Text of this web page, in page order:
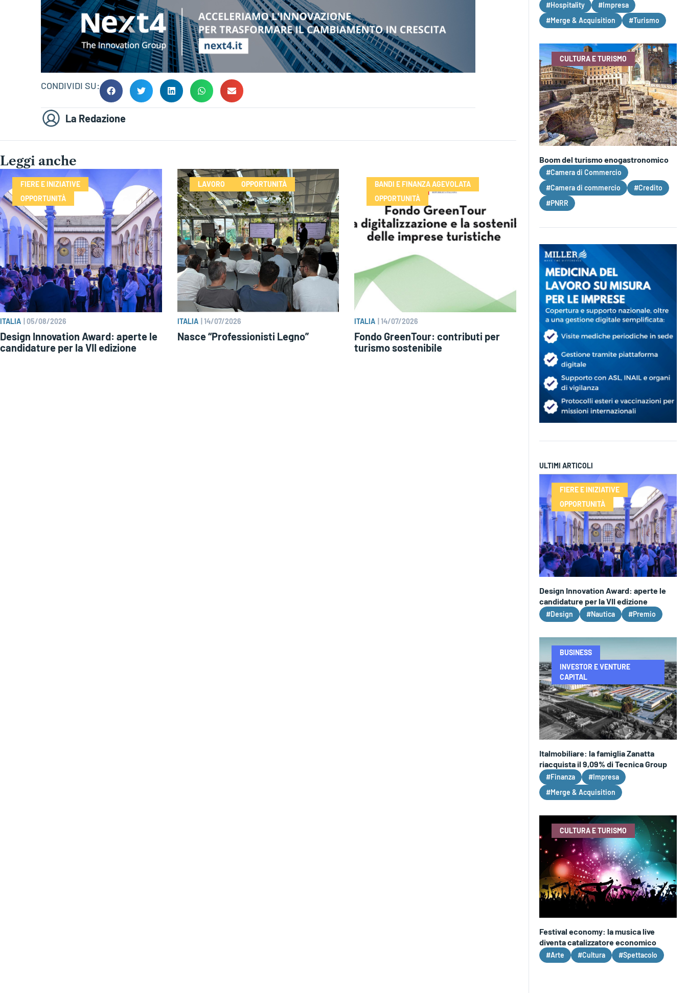
CONDIVIDI SU:
La Redazione
Leggi anche
FIERE E INIZIATIVE
OPPORTUNITÀ
ITALIA 05/08/2026
Design Innovation Award: aperte le
candidature per la VII edizione
LAVORO OPPORTUNITÀ
ITALIA 14/07/2026
Nasce “Professionisti Legno”
BANDI E FINANZA AGEVOLATA
OPPORTUNITÀ
ITALIA |14/07/2026
Fondo GreenTour: contributi per
turismo sostenibile
#Hospitality
#Impresa
#Merge & Acquisition
#Turismo
CULTURA E TURISMO
Boom del turismo enogastronomico
#Camera di Commercio
#Camera di commercio
#Credito
#PNRR
ULTIMI ARTICOLI
FIERE E INIZIATIVE
OPPORTUNITÀ
Design Innovation Award: aperte le
candidature per la VII edizione
#Design #Nautica #Premio
BUSINESS
INVESTOR E VENTURE
CAPITAL
Italmobiliare: la famiglia Zanatta
riacquista il 9,09% di Tecnica Group
#Finanza
#Impresa
#Merge & Acquisition
CULTURA E TURISMO
Festival economy: la musica live
diventa catalizzatore economico
#Arte #Cultura #Spettacolo